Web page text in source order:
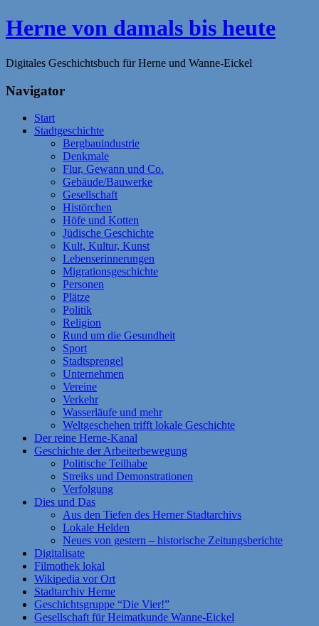
Zum
Inhalt
Herne von damals bis heute
Digitales Geschichtsbuch für Herne und Wanne-Eickel
Navigator
Start
Stadtgeschichte
Bergbauindustrie
Denkmale
Flur, Gewann und Co.
Gebäude/Bauwerke
Gesellschaft
Histörchen
Höfe und Kotten
Jüdische Geschichte
Kult, Kultur, Kunst
Lebenserinnerungen
Migrationsgeschichte
Personen
Plätze
Politik
Religion
Rund um die Gesundheit
Sport
Stadtsprengel
Unternehmen
Vereine
Verkehr
Wasserläufe und mehr
Weltgeschehen trifft lokale Geschichte
Der reine Herne-Kanal
Geschichte der Arbeiterbewegung
Politische Teilhabe
Streiks und Demonstrationen
Verfolgung
Dies und Das
Aus den Tiefen des Herner Stadtarchivs
Lokale Helden
Neues von gestern – historische Zeitungsberichte
Digitalisate
Filmothek lokal
Wikipedia vor Ort
Stadtarchiv Herne
Geschichtsgruppe “Die Vier!”
Gesellschaft für Heimatkunde Wanne-Eickel